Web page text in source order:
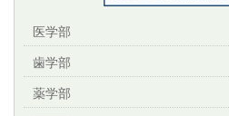
医学部
歯学部
薬学部